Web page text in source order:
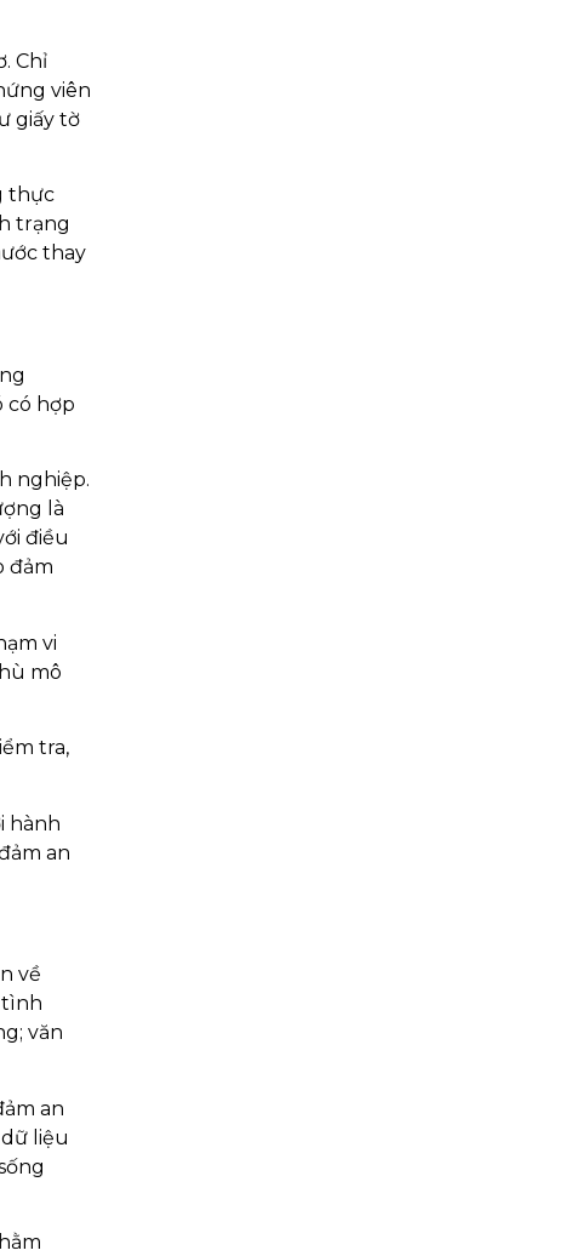
Chỉ
viên
giấy tờ
thực
trạng
thay
có hợp
nghiệp.
là
điều
đảm
vi
mô
tra,
hành
an
về
tình
văn
an
liệu